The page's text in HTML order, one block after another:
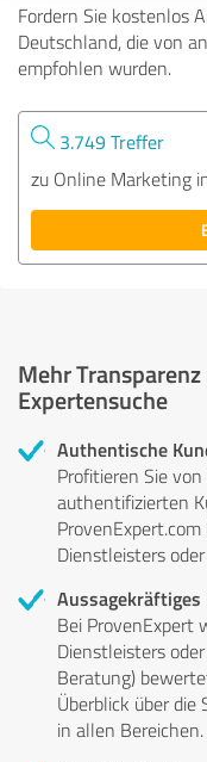
Fordern Sie kostenlos
Deutschland, die von
empfohlen wurden.
3.749 Treffer
zu Online Marketing
Mehr
Expertensuche
Authentische
Profitieren Sie
authentifizierten
Dienstleisters
Bei ProvenExpert
Dienstleisters
Beratung)
Überblick über
in allen Bereichen.